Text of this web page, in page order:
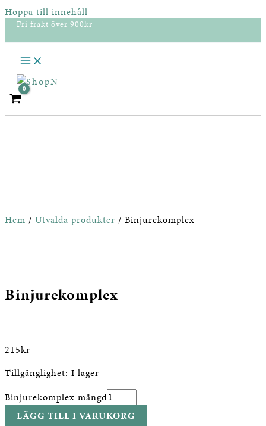
Hoppa till innehåll
Fri frakt över 900kr
Hem / Utvalda produkter / Binjurekomplex
Binjurekomplex
215kr
Tillgänglighet: I lager
Binjurekomplex mängd
LÄGG TILL I VARUKORG